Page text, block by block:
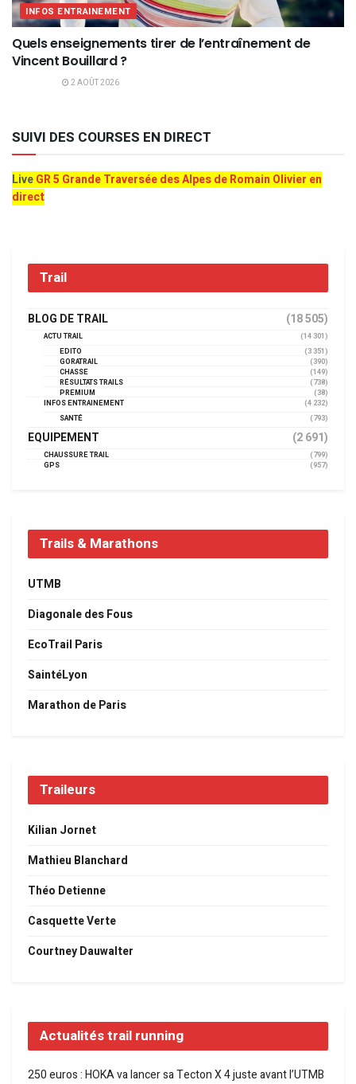
INFOS ENTRAINEMENT
Quels enseignements tirer de l’entraînement de
Vincent Bouillard ?
2 AOÛT 2026
SUIVI DES COURSES EN DIRECT
LiveGR 5 Grande Traversée des Alpes de Romain Olivier en
direct
Trail
BLOG DE TRAIL (18 505)
ACTU TRAIL
(14 301)
EDITO
(3 351)
GORATRAIL
(390)
CHASSE
(149)
RÉSULTATS TRAILS
(738)
PREMIUM
(38)
INFOS ENTRAINEMENT
(4 232)
SANTÉ
(793)
EQUIPEMENT (2 691)
CHAUSSURE TRAIL
(799)
GPS
(957)
Trails & Marathons
UTMB
Diagonale des Fous
EcoTrail Paris
SaintéLyon
Marathon de Paris
Traileurs
Kilian Jornet
Mathieu Blanchard
Théo Detienne
Casquette Verte
Courtney Dauwalter
Actualités trail running
250 euros : HOKA va lancer sa Tecton X 4 juste avant l’UTMB